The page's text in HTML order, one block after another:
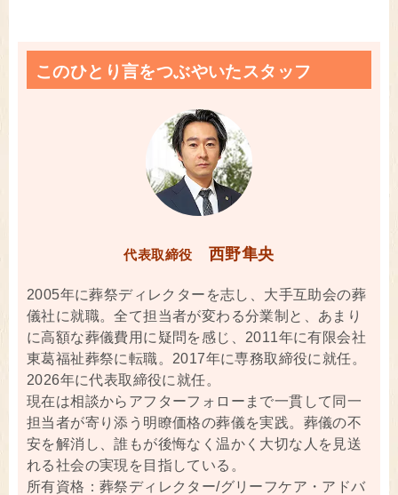
このひとり言をつぶやいたスタッフ
代表取締役 西野隼央
2005年に葬祭ディレクターを志し、大手互助会の葬
儀社に就職。全て担当者が変わる分業制と、あまり
に高額な葬儀費用に疑問を感じ、2011年に有限会社
東葛福祉葬祭に転職。2017年に専務取締役に就任。
2026年に代表取締役に就任。
現在は相談からアフターフォローまで一貫して同一
担当者が寄り添う明瞭価格の葬儀を実践。葬儀の不
安を解消し、誰もが後悔なく温かく大切な人を見送
れる社会の実現を目指している。
所有資格：葬祭ディレクター/グリーフケア・アドバ